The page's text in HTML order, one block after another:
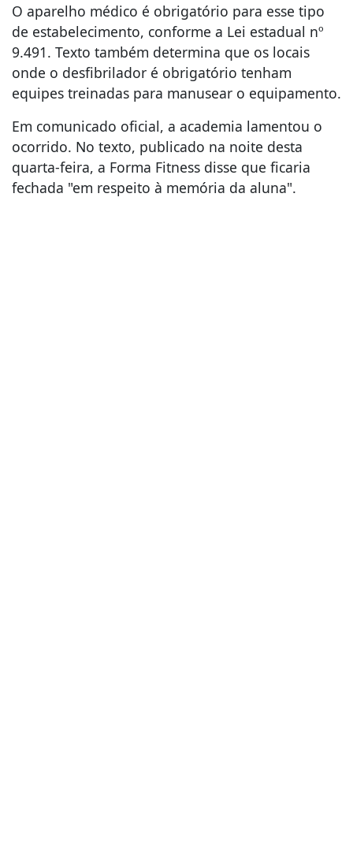
O aparelho médico é obrigatório para esse tipo
de estabelecimento, conforme a Lei estadual nº
9.491. Texto também determina que os locais
onde o desfibrilador é obrigatório tenham
equipes treinadas para manusear o equipamento.
Em comunicado oficial, a academia lamentou o
ocorrido. No texto, publicado na noite desta
quarta-feira, a Forma Fitness disse que ficaria
fechada "em respeito à memória da aluna".